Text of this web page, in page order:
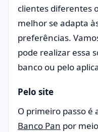
clientes diferentes
melhor se adapta
preferências.
pode realizar essa
banco ou pelo
Pelo site
O primeiro passo é
Banco Pan por